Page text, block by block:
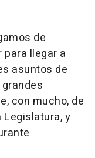
de
para llegar a
asuntos de
con mucho, de
Legislatura, y